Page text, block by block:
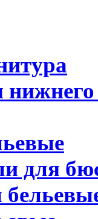
для